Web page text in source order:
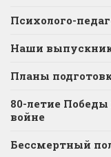
Психолого-
Наши
Планы
80-летие
войне
Бессмертный